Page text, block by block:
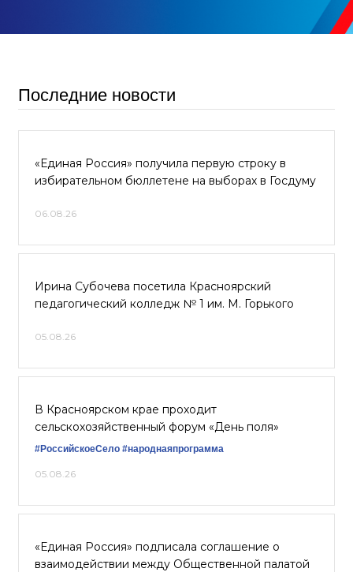
Последние новости
«Единая Россия» получила первую строку в
избирательном бюллетене на выборах в Госдуму
06.08.26
Ирина Субочева посетила Красноярский
педагогический колледж № 1 им. М. Горького
05.08.26
В Красноярском крае проходит
сельскохозяйственный форум «День поля»
#РоссийскоеСело #народнаяпрограмма
05.08.26
«Единая Россия» подписала соглашение о
взаимодействии между Общественной палатой